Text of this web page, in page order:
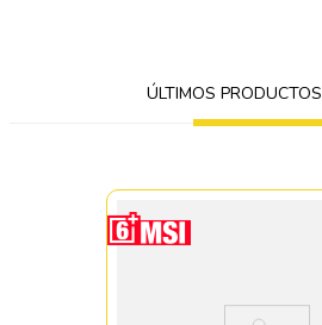
ÚLTIMOS PRODUCTOS